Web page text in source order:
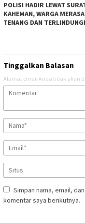
‎POLISI HADIR LEWAT
KAHEMAN, WARGA
TENANG DAN TERLINDUNGI
Tinggalkan Balasan
Alamat email Anda tidak akan
Simpan nama, email,
komentar saya berikutnya.